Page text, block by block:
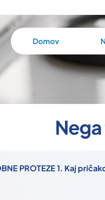
Domov
PROTEZE 1. Kaj